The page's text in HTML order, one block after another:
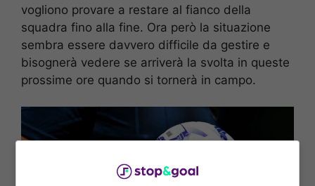
vogliono provare a restare al fianco della
squadra fino alla fine. Ora però la situazione
sembra essere davvero difficile da gestire e
bisognerà vedere se arriverà la svolta in queste
prossime ore quando si tornerà in campo.